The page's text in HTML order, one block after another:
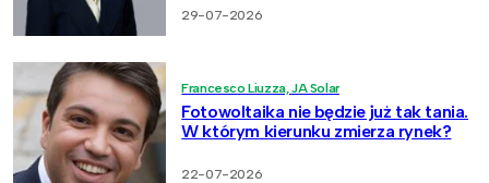
29-07-2026
Francesco Liuzza, JA Solar
Fotowoltaika nie będzie już tak tania.
W którym kierunku zmierza rynek?
22-07-2026